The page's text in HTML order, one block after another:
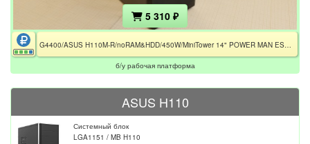
5 310 ₽
б/у рабочая платформа
ASUS H110
Системный блок
LGA1151 / MB H110